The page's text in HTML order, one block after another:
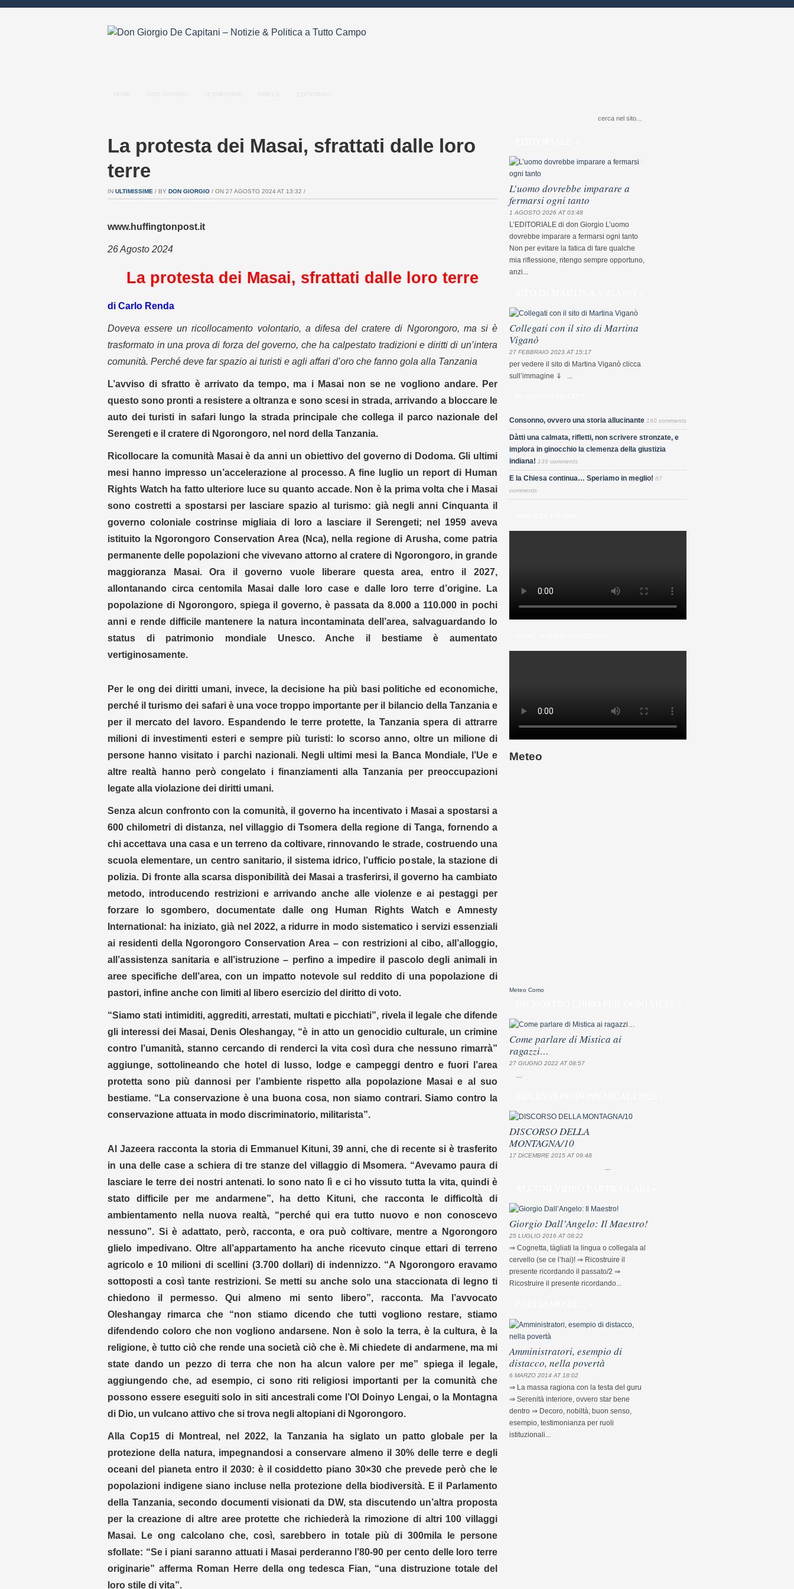
La protesta dei Masai, sfrattati dalle loro
terre
IN ULTIMISSIME / BY DON GIORGIO / ON 27 AGOSTO 2024 AT 13:32 /
www.huffingtonpost.it
26 Agosto 2024
La protesta dei Masai, sfrattati dalle loro terre
di Carlo Renda
Doveva essere un ricollocamento volontario, a difesa del cratere di Ngorongoro, ma si è
trasformato in una prova di forza del governo, che ha calpestato tradizioni e diritti di un’intera
comunità. Perché deve far spazio ai turisti e agli affari d’oro che fanno gola alla Tanzania
L’avviso di sfratto è arrivato da tempo, ma i Masai non se ne vogliono andare. Per
questo sono pronti a resistere a oltranza e sono scesi in strada, arrivando a bloccare le
auto dei turisti in safari lungo la strada principale che collega il parco nazionale del
Serengeti e il cratere di Ngorongoro, nel nord della Tanzania.
Ricollocare la comunità Masai è da anni un obiettivo del governo di Dodoma. Gli ultimi
mesi hanno impresso un’accelerazione al processo. A fine luglio un report di Human
Rights Watch ha fatto ulteriore luce su quanto accade. Non è la prima volta che i Masai
sono costretti a spostarsi per lasciare spazio al turismo: già negli anni Cinquanta il
governo coloniale costrinse migliaia di loro a lasciare il Serengeti; nel 1959 aveva
istituito la Ngorongoro Conservation Area (Nca), nella regione di Arusha, come patria
permanente delle popolazioni che vivevano attorno al cratere di Ngorongoro, in grande
maggioranza Masai. Ora il governo vuole liberare questa area, entro il 2027,
allontanando circa centomila Masai dalle loro case e dalle loro terre d’origine. La
popolazione di Ngorongoro, spiega il governo, è passata da 8.000 a 110.000 in pochi
anni e rende difficile mantenere la natura incontaminata dell’area, salvaguardando lo
status di patrimonio mondiale Unesco. Anche il bestiame è aumentato
vertiginosamente.
Per le ong dei diritti umani, invece, la decisione ha più basi politiche ed economiche,
perché il turismo dei safari è una voce troppo importante per il bilancio della Tanzania e
per il mercato del lavoro. Espandendo le terre protette, la Tanzania spera di attrarre
milioni di investimenti esteri e sempre più turisti: lo scorso anno, oltre un milione di
persone hanno visitato i parchi nazionali. Negli ultimi mesi la Banca Mondiale, l’Ue e
altre realtà hanno però congelato i finanziamenti alla Tanzania per preoccupazioni
legate alla violazione dei diritti umani.
Senza alcun confronto con la comunità, il governo ha incentivato i Masai a spostarsi a
600 chilometri di distanza, nel villaggio di Tsomera della regione di Tanga, fornendo a
chi accettava una casa e un terreno da coltivare, rinnovando le strade, costruendo una
scuola elementare, un centro sanitario, il sistema idrico, l’ufficio postale, la stazione di
polizia. Di fronte alla scarsa disponibilità dei Masai a trasferirsi, il governo ha cambiato
metodo, introducendo restrizioni e arrivando anche alle violenze e ai pestaggi per
forzare lo sgombero, documentate dalle ong Human Rights Watch e Amnesty
International: ha iniziato, già nel 2022, a ridurre in modo sistematico i servizi essenziali
ai residenti della Ngorongoro Conservation Area – con restrizioni al cibo, all’alloggio,
all’assistenza sanitaria e all’istruzione – perfino a impedire il pascolo degli animali in
aree specifiche dell’area, con un impatto notevole sul reddito di una popolazione di
pastori, infine anche con limiti al libero esercizio del diritto di voto.
“Siamo stati intimiditi, aggrediti, arrestati, multati e picchiati”, rivela il legale che difende
gli interessi dei Masai, Denis Oleshangay, “è in atto un genocidio culturale, un crimine
contro l’umanità, stanno cercando di renderci la vita così dura che nessuno rimarrà”
aggiunge, sottolineando che hotel di lusso, lodge e campeggi dentro e fuori l’area
protetta sono più dannosi per l’ambiente rispetto alla popolazione Masai e al suo
bestiame. “La conservazione è una buona cosa, non siamo contrari. Siamo contro la
conservazione attuata in modo discriminatorio, militarista”.
Al Jazeera racconta la storia di Emmanuel Kituni, 39 anni, che di recente si è trasferito
in una delle case a schiera di tre stanze del villaggio di Msomera. “Avevamo paura di
lasciare le terre dei nostri antenati. Io sono nato lì e ci ho vissuto tutta la vita, quindi è
stato difficile per me andarmene”, ha detto Kituni, che racconta le difficoltà di
ambientamento nella nuova realtà, “perché qui era tutto nuovo e non conoscevo
nessuno”. Si è adattato, però, racconta, e ora può coltivare, mentre a Ngorongoro
glielo impedivano. Oltre all’appartamento ha anche ricevuto cinque ettari di terreno
agricolo e 10 milioni di scellini (3.700 dollari) di indennizzo. “A Ngorongoro eravamo
sottoposti a così tante restrizioni. Se metti su anche solo una staccionata di legno ti
chiedono il permesso. Qui almeno mi sento libero”, racconta. Ma l’avvocato
Oleshangay rimarca che “non stiamo dicendo che tutti vogliono restare, stiamo
difendendo coloro che non vogliono andarsene. Non è solo la terra, è la cultura, è la
religione, è tutto ciò che rende una società ciò che è. Mi chiedete di andarmene, ma mi
state dando un pezzo di terra che non ha alcun valore per me” spiega il legale,
aggiungendo che, ad esempio, ci sono riti religiosi importanti per la comunità che
possono essere eseguiti solo in siti ancestrali come l’Ol Doinyo Lengai, o la Montagna
di Dio, un vulcano attivo che si trova negli altopiani di Ngorongoro.
Alla Cop15 di Montreal, nel 2022, la Tanzania ha siglato un patto globale per la
protezione della natura, impegnandosi a conservare almeno il 30% delle terre e degli
oceani del pianeta entro il 2030: è il cosiddetto piano 30×30 che prevede però che le
popolazioni indigene siano incluse nella protezione della biodiversità. E il Parlamento
della Tanzania, secondo documenti visionati da DW, sta discutendo un’altra proposta
per la creazione di altre aree protette che richiederà la rimozione di altri 100 villaggi
Masai. Le ong calcolano che, così, sarebbero in totale più di 300mila le persone
sfollate: “Se i piani saranno attuati i Masai perderanno l’80-90 per cento delle loro terre
originarie” afferma Roman Herre della ong tedesca Fian, “una distruzione totale del
loro stile di vita”.
L’uomo dovrebbe imparare a
fermarsi ogni tanto
1 AGOSTO 2026 AT 03:48
L’EDITORIALE di don Giorgio L’uomo
dovrebbe imparare a fermarsi ogni tanto
Non per evitare la fatica di fare qualche
mia riflessione, ritengo sempre opportuno,
anzi...
Collegati con il sito di Martina
Viganò
27 FEBBRAIO 2023 AT 15:17
per vedere il sito di Martina Viganò clicca
sull’immagine ⇓ ...
Consonno, ovvero una storia allucinante 160 comments
Dàtti una calmata, rifletti, non scrivere stronzate, e
implora in ginocchio la clemenza della giustizia
indiana! 139 comments
E la Chiesa continua… Speriamo in meglio! 87
comments
Meteo
Meteo Como
Come parlare di Mistica ai
ragazzi…
27 GIUGNO 2022 AT 08:57
...
DISCORSO DELLA
MONTAGNA/10
17 DICEMBRE 2015 AT 09:48
...
Giorgio Dall’Angelo: Il Maestro!
25 LUGLIO 2016 AT 08:22
⇒ Cognetta, tàgliati la lingua o collegala al
cervello (se ce l’hai)! ⇒ Ricostruire il
presente ricordando il passato/2 ⇒
Ricostruire il presente ricordando...
Amministratori, esempio di
distacco, nella povertà
6 MARZO 2014 AT 18:02
⇒ La massa ragiona con la testa del guru
⇒ Serenità interiore, ovvero star bene
dentro ⇒ Decoro, nobiltà, buon senso,
esempio, testimonianza per ruoli
istituzionali...